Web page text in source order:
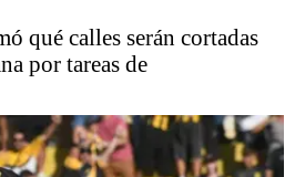
qué calles serán cortadas
por tareas de